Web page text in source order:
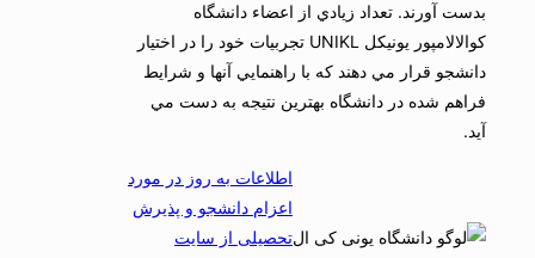
بدست آورند. تعداد زيادي از اعضاء دانشگاه
كوالالامپور يونيكل UNIKL تجربيات خود را در اختيار
دانشجو قرار مي دهند كه با راهنمايي آنها و شرايط
فراهم شده در دانشگاه بهترين نتيجه به دست مي
آيد.
اطلاعات به روز در مورد
اعزام دانشجو و پذیرش
تحصیلی از سایت